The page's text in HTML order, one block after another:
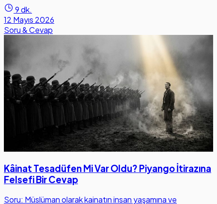
9 dk.
12 Mayıs 2026
Soru & Cevap
Kâinat Tesadüfen Mi Var Oldu? Piyango İtirazına
Felsefi Bir Cevap
Soru: Müslüman olarak kainatın insan yaşamına ve